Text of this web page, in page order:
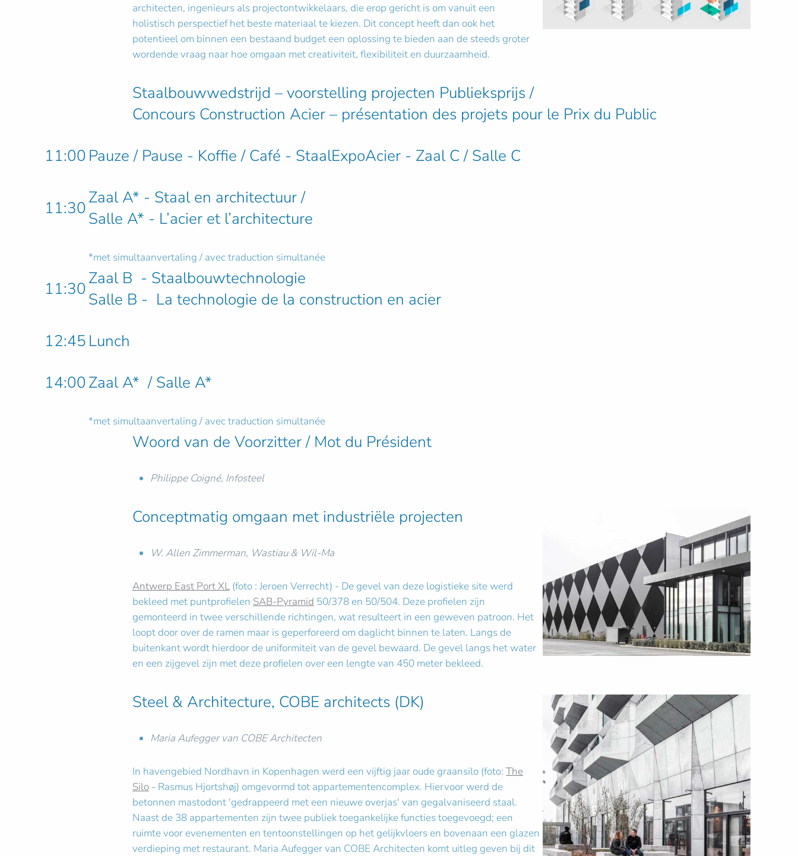
architecten, ingenieurs als projectontwikkelaars, die erop gericht is om vanuit een
holistisch perspectief het beste materiaal te kiezen. Dit concept heeft dan ook het
potentieel om binnen een bestaand budget een oplossing te bieden aan de steeds groter
wordende vraag naar hoe omgaan met creativiteit, flexibiliteit en duurzaamheid.
Staalbouwwedstrijd – voorstelling projecten Publieksprijs /
Concours Construction Acier – présentation des projets pour le Prix du Public
11:00 Pauze / Pause - Koffie / Café - StaalExpoAcier - Zaal C / Salle C
11:30
Zaal A* - Staal en architectuur /
Salle A* - L’acier et l’architecture
*met simultaanvertaling / avec traduction simultanée
11:30
Zaal B - Staalbouwtechnologie
Salle B - La technologie de la construction en acier
12:45 Lunch
14:00 Zaal A* / Salle A*
*met simultaanvertaling / avec traduction simultanée
Woord van de Voorzitter / Mot du Président
Philippe Coigné, Infosteel
Conceptmatig omgaan met industriële projecten
W. Allen Zimmerman, Wastiau & Wil-Ma
Antwerp East Port XL (foto : Jeroen Verrecht) - De gevel van deze logistieke site werd
bekleed met puntprofielen SAB-Pyramid 50/378 en 50/504. Deze profielen zijn
gemonteerd in twee verschillende richtingen, wat resulteert in een geweven patroon. Het
loopt door over de ramen maar is geperforeerd om daglicht binnen te laten. Langs de
buitenkant wordt hierdoor de uniformiteit van de gevel bewaard. De gevel langs het water
en een zijgevel zijn met deze profielen over een lengte van 450 meter bekleed.
Steel & Architecture, COBE architects (DK)
Maria Aufegger van COBE Architecten
In havengebied Nordhavn in Kopenhagen werd een vijftig jaar oude graansilo (foto: The
Silo - Rasmus Hjortshøj) omgevormd tot appartementencomplex. Hiervoor werd de
betonnen mastodont 'gedrappeerd met een nieuwe overjas' van gegalvaniseerd staal.
Naast de 38 appartementen zijn twee publiek toegankelijke functies toegevoegd; een
ruimte voor evenementen en tentoonstellingen op het gelijkvloers en bovenaan een glazen
verdieping met restaurant. Maria Aufegger van COBE Architecten komt uitleg geven bij dit